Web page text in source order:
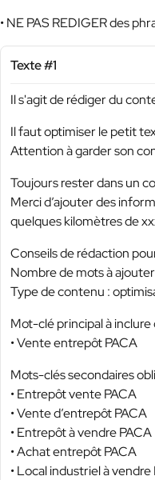
• NE PAS REDIGER des
Texte #1
Il s'agit de rédiger du
Il faut optimiser le petit
Attention à garder son
Toujours rester dans un
Merci d’ajouter des
quelques kilomètres de
Conseils de rédaction
Nombre de mots à
Type de contenu :
Mot-clé principal à
• Vente entrepôt PACA
Mots-clés secondaires
• Entrepôt vente PACA
• Vente d’entrepôt PACA
• Entrepôt à vendre PACA
• Achat entrepôt PACA
• Local industriel à vendre